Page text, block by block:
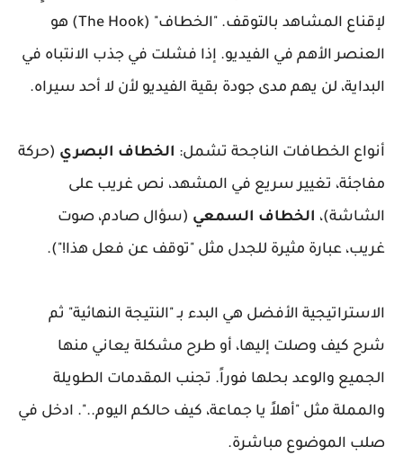
لإقناع المشاهد بالتوقف. "الخطاف" (The Hook) هو
العنصر الأهم في الفيديو. إذا فشلت في جذب الانتباه في
البداية، لن يهم مدى جودة بقية الفيديو لأن لا أحد سيراه.
أنواع الخطافات الناجحة تشمل: الخطاف البصري (حركة
مفاجئة، تغيير سريع في المشهد، نص غريب على
الشاشة)، الخطاف السمعي (سؤال صادم، صوت
غريب، عبارة مثيرة للجدل مثل "توقف عن فعل هذا!").
الاستراتيجية الأفضل هي البدء بـ "النتيجة النهائية" ثم
شرح كيف وصلت إليها، أو طرح مشكلة يعاني منها
الجميع والوعد بحلها فوراً. تجنب المقدمات الطويلة
والمملة مثل "أهلاً يا جماعة، كيف حالكم اليوم..". ادخل في
صلب الموضوع مباشرة.